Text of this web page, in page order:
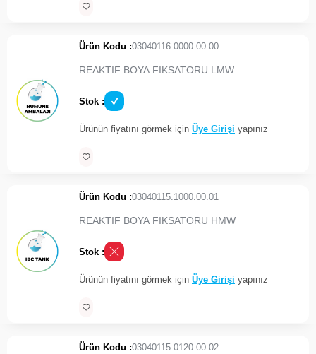
Ürün Kodu :03040116.0000.00.00
REAKTIF BOYA FIKSATORU LMW
Stok :
Ürünün fiyatını görmek için Üye Girişi yapınız
Ürün Kodu :03040115.1000.00.01
REAKTIF BOYA FIKSATORU HMW
Stok :
Ürünün fiyatını görmek için Üye Girişi yapınız
Ürün Kodu :03040115.0120.00.02